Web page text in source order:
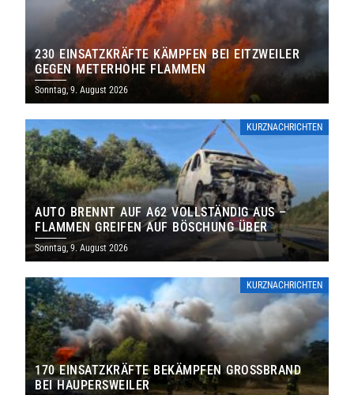
230 EINSATZKRÄFTE KÄMPFEN BEI EITZWEILER
GEGEN METERHOHE FLAMMEN
Sonntag, 9. August 2026
KURZNACHRICHTEN
AUTO BRENNT AUF A62 VOLLSTÄNDIG AUS –
FLAMMEN GREIFEN AUF BÖSCHUNG ÜBER
Sonntag, 9. August 2026
KURZNACHRICHTEN
170 EINSATZKRÄFTE BEKÄMPFEN GROSSBRAND B
EI HAUPERSWEILER